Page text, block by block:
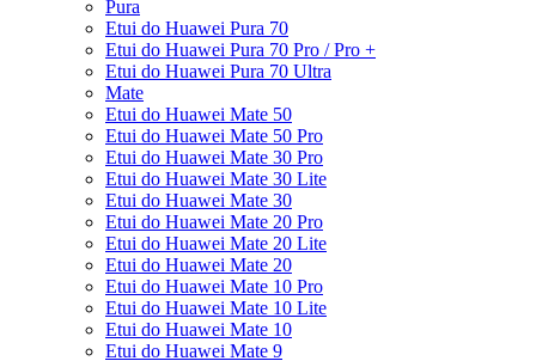
Pura
Etui do Huawei Pura 70
Etui do Huawei Pura 70 Pro / Pro +
Etui do Huawei Pura 70 Ultra
Mate
Etui do Huawei Mate 50
Etui do Huawei Mate 50 Pro
Etui do Huawei Mate 30 Pro
Etui do Huawei Mate 30 Lite
Etui do Huawei Mate 30
Etui do Huawei Mate 20 Pro
Etui do Huawei Mate 20 Lite
Etui do Huawei Mate 20
Etui do Huawei Mate 10 Pro
Etui do Huawei Mate 10 Lite
Etui do Huawei Mate 10
Etui do Huawei Mate 9